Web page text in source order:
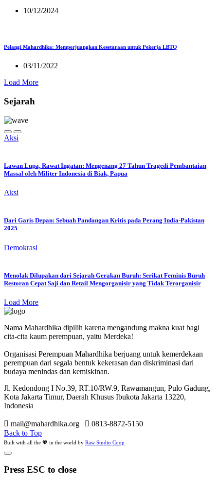
10/12/2024
Pelangi Mahardhika: Memperjuangkan Kesetaraan untuk Pekerja LBTQ
03/11/2022
Load More
Sejarah
Aksi
Lawan Lupa, Rawat Ingatan: Mengenang 27 Tahun Tragedi Pembantaian
Massal oleh Militer Indonesia di Biak, Papua
Aksi
Dari Garis Depan: Sebuah Pandangan Kritis pada Perang India-Pakistan
2025
Demokrasi
Menolak Dilupakan dari Sejarah Gerakan Buruh: Serikat Feminis Buruh
Restoran Cepat Saji dan Retail Mengorganisir yang Tidak Terorganisir
Load More
Nama Mahardhika dipilih karena mengandung makna kuat bagi
cita-cita kaum perempuan, yaitu Merdeka!
Organisasi Perempuan Mahardhika berjuang untuk kemerdekaan
perempuan dari segala bentuk kekerasan dan diskriminasi dari
budaya menindas dan kemiskinan.
Jl. Kedondong I No.39, RT.10/RW.9, Rawamangun, Pulo Gadung,
Kota Jakarta Timur, Daerah Khusus Ibukota Jakarta 13220,
Indonesia
mail@mahardhika.org |
0813-8872-5150
Back to Top
Built with all the 💖 in the world by Raw Studio Coop
Press ESC to close